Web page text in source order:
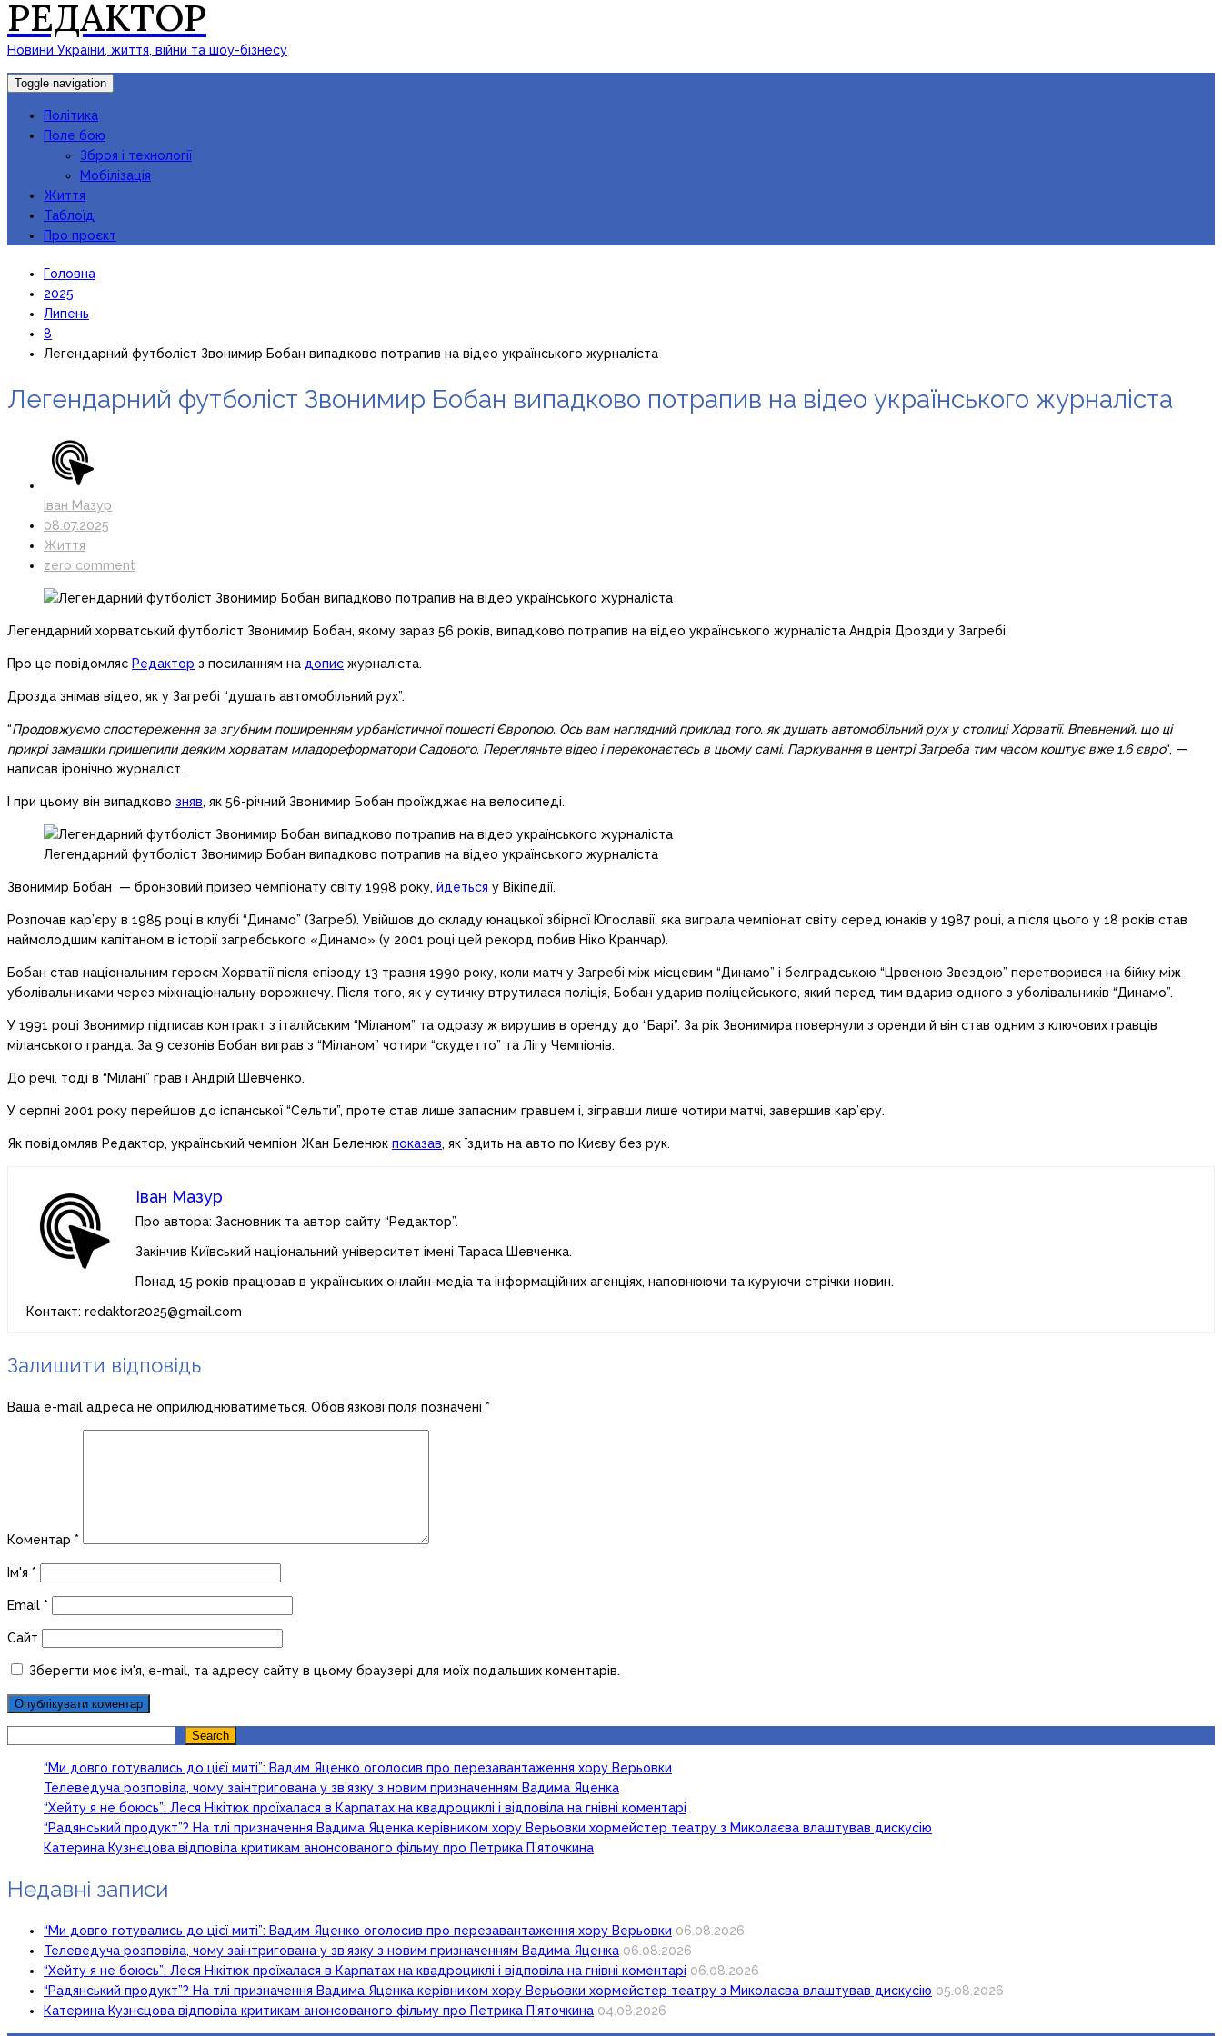
РЕДАКТОР
Новини України, життя, війни та шоу-бізнесу
Toggle navigation
Політика
Поле бою
Зброя і технології
Мобілізація
Життя
Таблоїд
Про проєкт
Головна
2025
Липень
8
Легендарний футболіст Звонимир Бобан випадково потрапив на відео українського журналіста
Легендарний футболіст Звонимир Бобан випадково потрапив на відео українського журналіста
Іван Мазур
08.07.2025
Життя
zero comment
Легендарний хорватський футболіст Звонимир Бобан, якому зараз 56 років, випадково потрапив на відео українського журналіста Андрія Дрозди у Загребі.
Про це повідомляє Редактор з посиланням на допис журналіста.
Дрозда знімав відео, як у Загребі “душать автомобільний рух”.
“Продовжуємо спостереження за згубним поширенням урбаністичної пошесті Європою. Ось вам наглядний приклад того, як душать автомобільний рух у столиці Хорватії. Впевнений, що ці
прикрі замашки пришепили деяким хорватам младореформатори Садового. Перегляньте відео і переконаєтесь в цьому самі. Паркування в центрі Загреба тим часом коштує вже 1,6 євро“, —
написав іронічно журналіст.
І при цьому він випадково зняв, як 56-річний Звонимир Бобан проїжджає на велосипеді.
Легендарний футболіст Звонимир Бобан випадково потрапив на відео українського журналіста
Звонимир Бобан — бронзовий призер чемпіонату світу 1998 року, йдеться у Вікіпедії.
Розпочав кар’єру в 1985 році в клубі “Динамо” (Загреб). Увійшов до складу юнацької збірної Югославії, яка виграла чемпіонат світу серед юнаків у 1987 році, а після цього у 18 років став
наймолодшим капітаном в історії загребського «Динамо» (у 2001 році цей рекорд побив Ніко Кранчар).
Бобан став національним героєм Хорватії після епізоду 13 травня 1990 року, коли матч у Загребі між місцевим “Динамо” і белградською “Црвеною Звездою” перетворився на бійку між
уболівальниками через міжнаціональну ворожнечу. Після того, як у сутичку втрутилася поліція, Бобан ударив поліцейського, який перед тим вдарив одного з уболівальників “Динамо”.
У 1991 році Звонимир підписав контракт з італійським “Міланом” та одразу ж вирушив в оренду до “Барі”. За рік Звонимира повернули з оренди й він став одним з ключових гравців
міланського гранда. За 9 сезонів Бобан виграв з “Міланом” чотири “скудетто” та Лігу Чемпіонів.
До речі, тоді в “Мілані” грав і Андрій Шевченко.
У серпні 2001 року перейшов до іспанської “Сельти”, проте став лише запасним гравцем і, зігравши лише чотири матчі, завершив кар’єру.
Як повідомляв Редактор, український чемпіон Жан Беленюк показав, як їздить на авто по Києву без рук.
Іван Мазур
Про автора: Засновник та автор сайту “Редактор”.
Закінчив Київський національний університет імені Тараса Шевченка.
Понад 15 років працював в українських онлайн-медіа та інформаційних агенціях, наповнюючи та куруючи стрічки новин.
Контакт: redaktor2025@gmail.com
Залишити відповідь
Ваша e-mail адреса не оприлюднюватиметься. Обов’язкові поля позначені *
Коментар *
Ім'я *
Email *
Сайт
Зберегти моє ім'я, e-mail, та адресу сайту в цьому браузері для моїх подальших коментарів.
Search
“Ми довго готувались до цієї миті”: Вадим Яценко оголосив про перезавантаження хору Верьовки
Телеведуча розповіла, чому заінтригована у зв’язку з новим призначенням Вадима Яценка
“Хейту я не боюсь”: Леся Нікітюк проїхалася в Карпатах на квадроциклі і відповіла на гнівні коментарі
“Радянський продукт”? На тлі призначення Вадима Яценка керівником хору Верьовки хормейстер театру з Миколаєва влаштував дискусію
Катерина Кузнєцова відповіла критикам анонсованого фільму про Петрика П’яточкина
Недавні записи
“Ми довго готувались до цієї миті”: Вадим Яценко оголосив про перезавантаження хору Верьовки 06.08.2026
Телеведуча розповіла, чому заінтригована у зв’язку з новим призначенням Вадима Яценка 06.08.2026
“Хейту я не боюсь”: Леся Нікітюк проїхалася в Карпатах на квадроциклі і відповіла на гнівні коментарі 06.08.2026
“Радянський продукт”? На тлі призначення Вадима Яценка керівником хору Верьовки хормейстер театру з Миколаєва влаштував дискусію 05.08.2026
Катерина Кузнєцова відповіла критикам анонсованого фільму про Петрика П’яточкина 04.08.2026